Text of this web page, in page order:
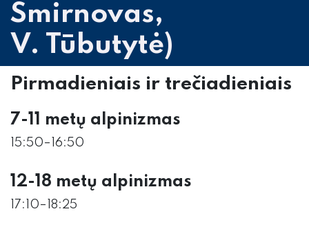
Smirnovas,
V. Tūbutytė)
Pirmadieniais ir trečiadieniais
7-11 metų alpinizmas
15:50–16:50
12-18 metų alpinizmas
17:10–18:25